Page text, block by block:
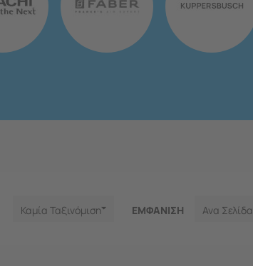
Καμία Ταξινόμιση ΕΜΦΑNΙΣΗ Ανα Σελίδα